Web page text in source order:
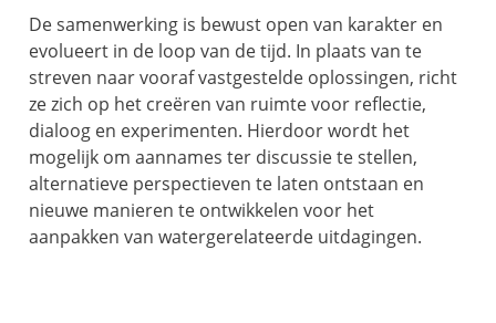
De samenwerking is bewust open van karakter en
evolueert in de loop van de tijd. In plaats van te
streven naar vooraf vastgestelde oplossingen, richt
ze zich op het creëren van ruimte voor reflectie,
dialoog en experimenten. Hierdoor wordt het
mogelijk om aannames ter discussie te stellen,
alternatieve perspectieven te laten ontstaan en
nieuwe manieren te ontwikkelen voor het
aanpakken van watergerelateerde uitdagingen.